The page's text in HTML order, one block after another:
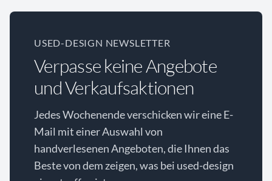
USED-DESIGN NEWSLETTER
Verpasse keine Angebote
und Verkaufsaktionen
Jedes Wochenende verschicken wir eine E-
Mail mit einer Auswahl von
handverlesenen Angeboten, die Ihnen das
Beste von dem zeigen, was bei used-design